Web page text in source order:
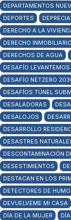
DEPARTAMENTOS
DEPORTES
DERECHO A LA
DERECHO INMOBILIARIO
DERECHOS DE AGUA
DESAFÍO LEVANTEMOS
DESAFÍO NETZERO
DESAFÍOS TÚNEL
DESALADORAS
DESALOJOS
DESARROLLO
DESASTRES
DESCONTAMINACIÓN
DESESTIMIENTOS
DESTACAN EN LOS
DETECTORES DE HUMO
DEVUELVEME MI CASA
DÍA DE LA MUJER